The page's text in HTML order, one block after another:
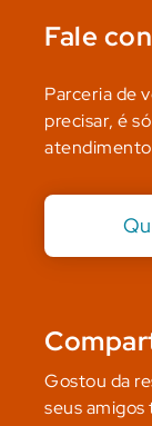
Fale
Parceria de
precisar, é
Gostou da
seus